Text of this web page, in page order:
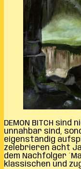
DEMON BITCH
unnahbar sind,
eigenständig
zelebrieren acht
dem Nachfolger
klassischen und